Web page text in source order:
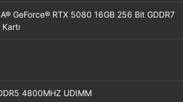
GeForce® RTX 5080 16GB 256 Bit GDDR7
Kartı
4800MHZ UDIMM